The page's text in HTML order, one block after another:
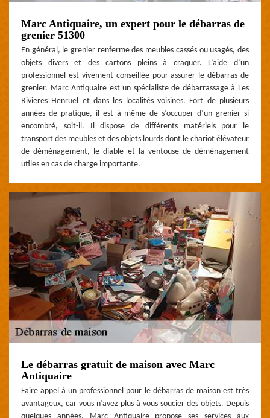
Marc Antiquaire, un expert pour le débarras de
grenier 51300
En général, le grenier renferme des meubles cassés ou usagés, des
objets divers et des cartons pleins à craquer. L’aide d’un
professionnel est vivement conseillée pour assurer le débarras de
grenier. Marc Antiquaire est un spécialiste de débarrassage à Les
Rivieres Henruel et dans les localités voisines. Fort de plusieurs
années de pratique, il est à même de s’occuper d’un grenier si
encombré, soit-il. Il dispose de différents matériels pour le
transport des meubles et des objets lourds dont le chariot élévateur
de déménagement, le diable et la ventouse de déménagement
utiles en cas de charge importante.
Le débarras gratuit de maison avec Marc
Antiquaire
Faire appel à un professionnel pour le débarras de maison est très
avantageux, car vous n’avez plus à vous soucier des objets. Depuis
quelques années, Marc Antiquaire propose ses services aux